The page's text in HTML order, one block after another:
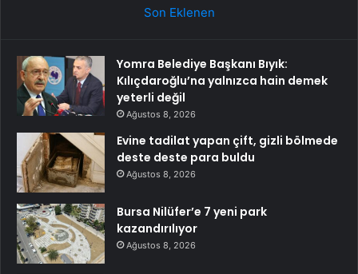
Son Eklenen
Yomra Belediye Başkanı Bıyık:
Kılıçdaroğlu’na yalnızca hain demek
yeterli değil
Ağustos 8, 2026
Evine tadilat yapan çift, gizli bölmede
deste deste para buldu
Ağustos 8, 2026
Bursa Nilüfer’e 7 yeni park
kazandırılıyor
Ağustos 8, 2026